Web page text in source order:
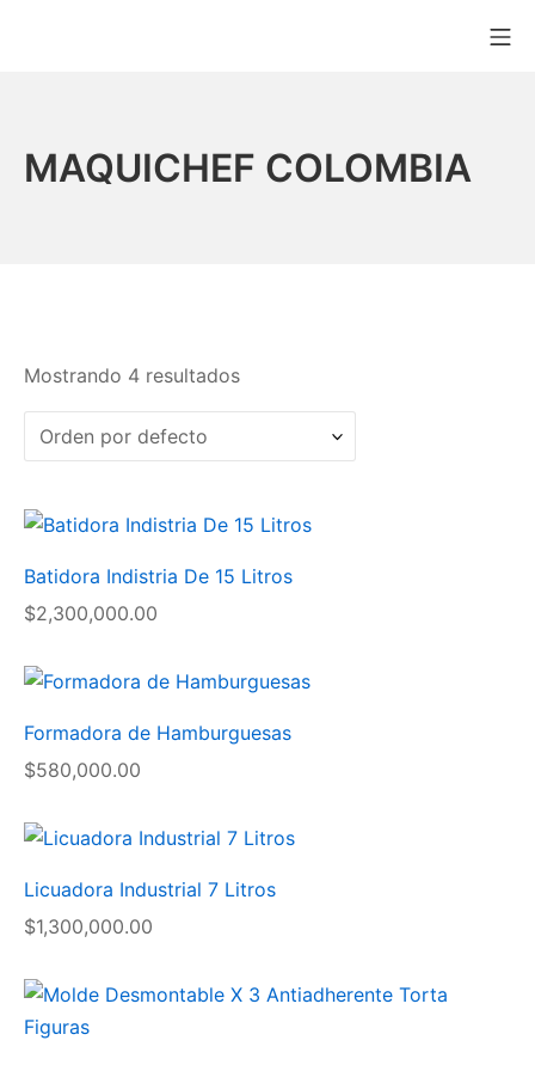
MAQUICHEF
MAQUICHEF COLOMBIA
Mostrando 4 resultados
Batidora Indistria De 15 Litros
$2,300,000.00
Formadora de Hamburguesas
$580,000.00
Licuadora Industrial 7 Litros
$1,300,000.00